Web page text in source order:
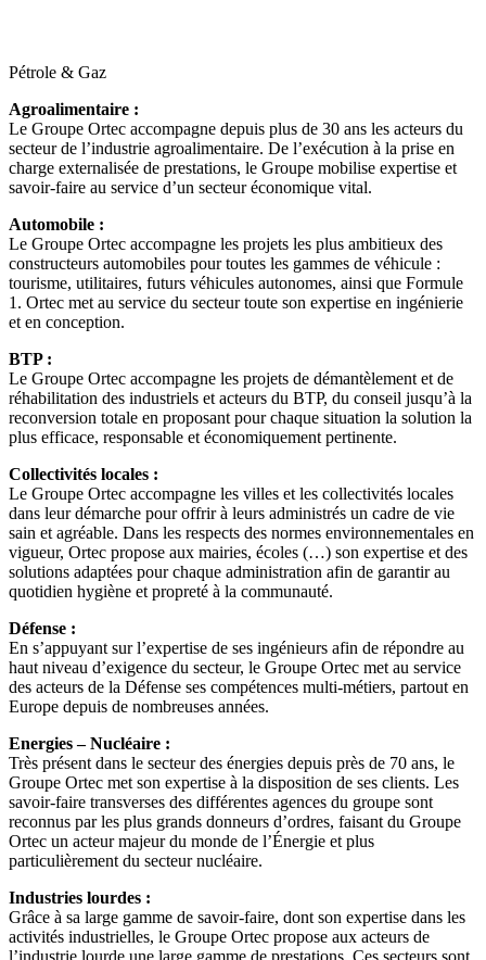
Pétrole & Gaz
Agroalimentaire :
Le Groupe Ortec accompagne depuis plus de 30 ans les acteurs du
secteur de l’industrie agroalimentaire. De l’exécution à la prise en
charge externalisée de prestations, le Groupe mobilise expertise et
savoir-faire au service d’un secteur économique vital.
Automobile :
Le Groupe Ortec accompagne les projets les plus ambitieux des
constructeurs automobiles pour toutes les gammes de véhicule :
tourisme, utilitaires, futurs véhicules autonomes, ainsi que Formule
1. Ortec met au service du secteur toute son expertise en ingénierie
et en conception.
BTP :
Le Groupe Ortec accompagne les projets de démantèlement et de
réhabilitation des industriels et acteurs du BTP, du conseil jusqu’à la
reconversion totale en proposant pour chaque situation la solution la
plus efficace, responsable et économiquement pertinente.
Collectivités locales :
Le Groupe Ortec accompagne les villes et les collectivités locales
dans leur démarche pour offrir à leurs administrés un cadre de vie
sain et agréable. Dans les respects des normes environnementales en
vigueur, Ortec propose aux mairies, écoles (…) son expertise et des
solutions adaptées pour chaque administration afin de garantir au
quotidien hygiène et propreté à la communauté.
Défense :
En s’appuyant sur l’expertise de ses ingénieurs afin de répondre au
haut niveau d’exigence du secteur, le Groupe Ortec met au service
des acteurs de la Défense ses compétences multi-métiers, partout en
Europe depuis de nombreuses années.
Energies – Nucléaire :
Très présent dans le secteur des énergies depuis près de 70 ans, le
Groupe Ortec met son expertise à la disposition de ses clients. Les
savoir-faire transverses des différentes agences du groupe sont
reconnus par les plus grands donneurs d’ordres, faisant du Groupe
Ortec un acteur majeur du monde de l’Énergie et plus
particulièrement du secteur nucléaire.
Industries lourdes :
Grâce à sa large gamme de savoir-faire, dont son expertise dans les
activités industrielles, le Groupe Ortec propose aux acteurs de
l’industrie lourde une large gamme de prestations. Ces secteurs sont